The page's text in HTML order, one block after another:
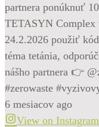
partnera ponúknuť
TETASYN Complex
24.2.2026 použiť
téma tetánia,
nášho partnera 👉
#zerowaste
6 mesiacov ago
View on Instagram